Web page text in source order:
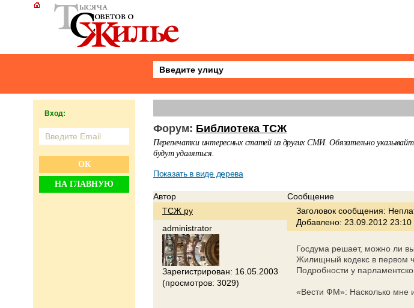
Вход:
ОК
НА ГЛАВНУЮ
Форум: Библиотека ТСЖ
Перепечатки интересных статей из других СМИ. Обязательно
будут удаляться.
Показать в виде дерева
Автор
ТСЖ ру
administrator
Зарегистрирован: 16.05.2003
(просмотров: 3029)
Сообщение
Заголовок сообщения:
Добавлено: 23.09.2012 23:10
Госдума решает, можно ли
Жилищный кодекс в первом
Подробности у
«Вести ФМ»: Насколько мне